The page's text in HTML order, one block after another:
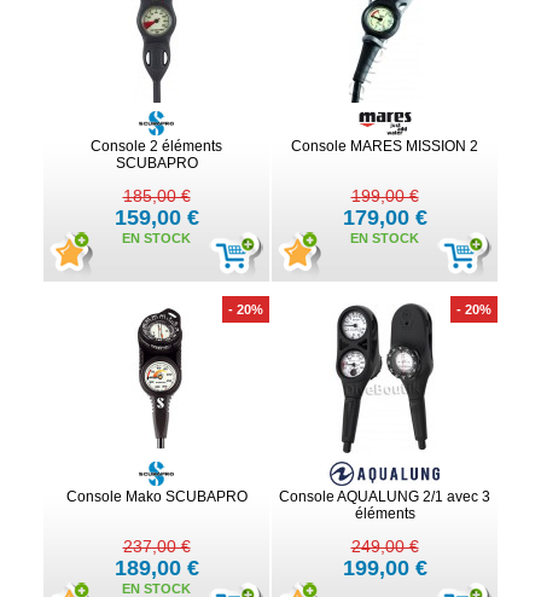
Console 2 éléments
SCUBAPRO
185,00 €
159,00 €
EN STOCK
Console MARES MISSION 2
199,00 €
179,00 €
EN STOCK
- 20%
Console Mako SCUBAPRO
237,00 €
189,00 €
EN STOCK
- 20%
Console AQUALUNG 2/1 avec 3
éléments
249,00 €
199,00 €